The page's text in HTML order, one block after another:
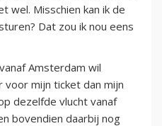
wel. Misschien kan ik de
Dat zou ik nou eens
Amsterdam wil
voor mijn ticket dan mijn
dezelfde vlucht vanaf
bovendien daarbij nog